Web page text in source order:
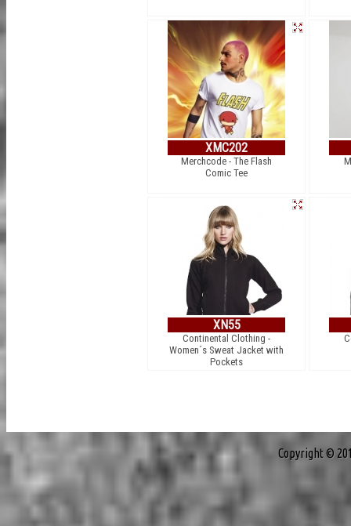
XMC202
Merchcode - The Flash
Comic Tee
XN55
Continental Clothing -
Women´s Sweat Jacket with
Pockets
Copyright ©